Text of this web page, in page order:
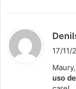
17/11/
uso